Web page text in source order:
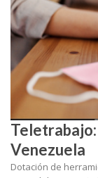
Venezuela
Dotación de